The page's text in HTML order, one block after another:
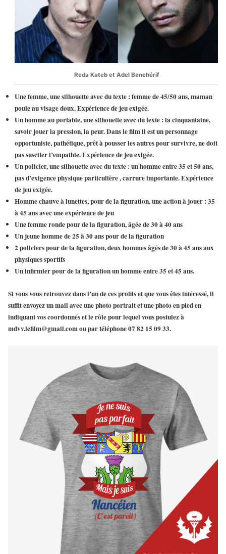
Reda Kateb et Adel Benchérif
Une femme, une silhouette avec du texte : femme de 45/50 ans, maman
poule au visage doux. Expérience de jeu exigée.
Un homme au portable, une silhouette avec du texte : la cinquantaine,
savoir jouer la pression, la peur. Dans le film il est un personnage
opportuniste, pathétique, prêt à pousser les autres pour survivre, ne doit
pas susciter l’empathie. Expérience de jeu exigée.
Un policier, une silhouette avec du texte : un homme entre 35 et 50 ans,
pas d’exigence physique particulière , carrure importante. Expérience
de jeu exigée.
Homme chauve à lunettes, pour de la figuration, une action à jouer : 35
à 45 ans avec une expérience de jeu
Une femme ronde pour de la figuration, âgée de 30 à 40 ans
Un jeune homme de 25 à 30 ans pour de la figuration
2 policiers pour de la figuration, deux hommes âgés de 30 à 45 ans aux
physiques sportifs
Un infirmier pour de la figuration un homme entre 35 et 45 ans.
Si vous vous retrouvez dans l’un de ces profils et que vous êtes intéressé, il
suffit envoyez un mail avec une photo portrait et une photo en pied en
indiquant vos coordonnés et le rôle pour lequel vous postulez à
mdvv.lefilm@gmail.comou par téléphone07 82 15 09 33.